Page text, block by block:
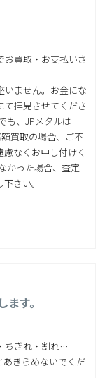
お買取・お支払いさ
いません。お金にな
て拝見させてくださ
も、JPメタルは
買取の場合、ご不
なくお申し付けく
かった場合、査定
さい。
す。
ちぎれ・割れ…
あきらめないでくだ